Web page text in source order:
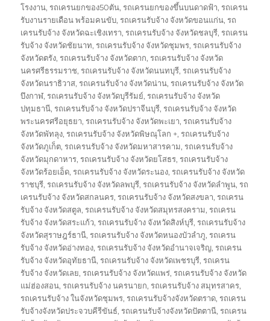
โรงงาน,รถเครนยกของ50ตัน,รถเครนยกของขึ้นบนดาดฟ้า,รถเครน
รับงานรายเดือน พร้อมคนขับ,รถเครนรับจ้าง จังหวัดขอนแก่น,รถ
เครนรับจ้าง จังหวัดฉะเชิงเทรา,รถเครนรับจ้าง จังหวัดชลบุรี,รถเครน
รับจ้าง จังหวัดชัยนาท,รถเครนรับจ้าง จังหวัดชุมพร,รถเครนรับจ้าง
จังหวัดตรัง,รถเครนรับจ้าง จังหวัดตาก,รถเครนรับจ้าง จังหวัด
นครศรีธรรมราช,รถเครนรับจ้าง จังหวัดนนทบุรี,รถเครนรับจ้าง
จังหวัดนราธิวาส,รถเครนรับจ้าง จังหวัดน่าน,รถเครนรับจ้าง จังหวัด
บึงกาฬ,รถเครนรับจ้าง จังหวัดบุรีรัมย์,รถเครนรับจ้าง จังหวัด
ปทุมธานี,รถเครนรับจ้าง จังหวัดปราจีนบุรี,รถเครนรับจ้าง จังหวัด
พระนครศรีอยุธยา,รถเครนรับจ้าง จังหวัดพะเยา,รถเครนรับจ้าง
จังหวัดพัทลุง,รถเครนรับจ้าง จังหวัดพิษณุโลก +,รถเครนรับจ้าง
จังหวัดภูเก็ต,รถเครนรับจ้าง จังหวัดมหาสารคาม,รถเครนรับจ้าง
จังหวัดมุกดาหาร,รถเครนรับจ้าง จังหวัดยโสธร,รถเครนรับจ้าง
จังหวัดร้อยเอ็ด,รถเครนรับจ้าง จังหวัดระนอง,รถเครนรับจ้าง จังหวัด
ราชบุรี,รถเครนรับจ้าง จังหวัดลพบุรี,รถเครนรับจ้าง จังหวัดลำพูน,รถ
เครนรับจ้าง จังหวัดสกลนคร,รถเครนรับจ้าง จังหวัดสงขลา,รถเครน
รับจ้าง จังหวัดสตูล,รถเครนรับจ้าง จังหวัดสมุทรสงคราม,รถเครน
รับจ้าง จังหวัดสระแก้ว,รถเครนรับจ้าง จังหวัดสิงห์บุรี,รถเครนรับจ้าง
จังหวัดสุราษฎร์ธานี,รถเครนรับจ้าง จังหวัดหนองบัวลำภู,รถเครน
รับจ้าง จังหวัดอ่างทอง,รถเครนรับจ้าง จังหวัดอำนาจเจริญ,รถเครน
รับจ้าง จังหวัดอุทัยธานี,รถเครนรับจ้าง จังหวัดเพชรบุรี,รถเครน
รับจ้าง จังหวัดเลย,รถเครนรับจ้าง จังหวัดแพร่,รถเครนรับจ้าง จังหวัด
แม่ฮ่องสอน,รถเครนรับจ้าง นครนายก,รถเครนรับจ้าง สมุทรสาคร,
รถเครนรับจ้าง ในจังหวัดชุมพร,รถเครนรับจ้างจังหวัดตราด,รถเครน
รับจ้างจังหวัดประจวบคีรีขันธ์,รถเครนรับจ้างจังหวัดปัตตานี,รถเครน